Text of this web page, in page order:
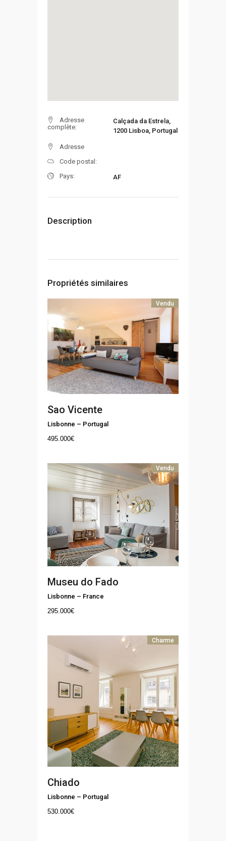
Adresse
complète:
Calçada da Estrela,
1200 Lisboa, Portugal
Adresse
Code postal:
Pays:
AF
Description
Propriétés similaires
Vendu
Sao Vicente
Lisbonne – Portugal
495.000€
Vendu
Museu do Fado
Lisbonne – France
295.000€
Charme
Chiado
Lisbonne – Portugal
530.000€